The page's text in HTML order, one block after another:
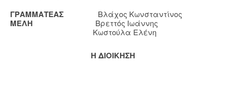
ΓΡΑΜΜΑΤΕΑΣ
Βλάχος Κωνσταντίνος
ΜΕΛΗ Βρεττός Ιωάννης
Κωστούλα Ελένη
Η ΔΙΟΙΚΗΣΗ